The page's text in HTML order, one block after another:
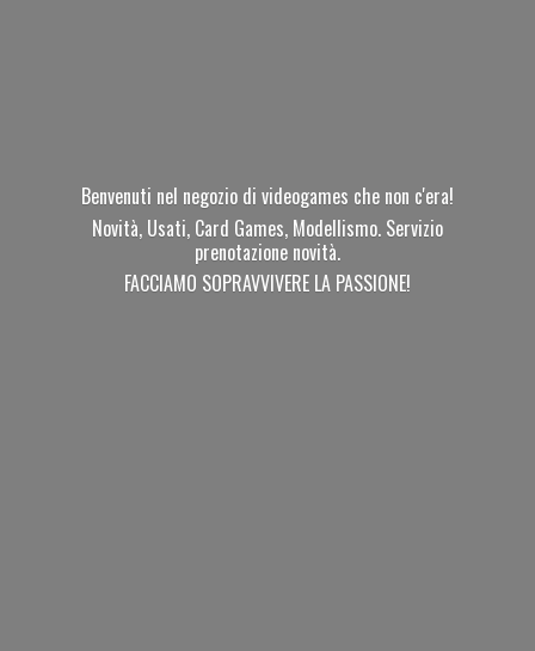
Benvenuti nel negozio di videogames che non c'era!
Novità, Usati, Card Games, Modellismo. Servizio
prenotazione novità.
FACCIAMO SOPRAVVIVERE LA PASSIONE!